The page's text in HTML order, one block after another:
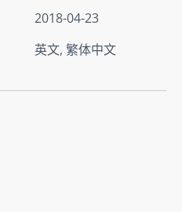
2018-04-23
英文, 繁体中文